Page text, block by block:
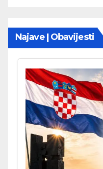
Najave | Obavijesti